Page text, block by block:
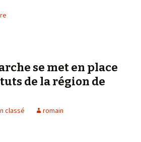
se met en place
de la région de
classé romain